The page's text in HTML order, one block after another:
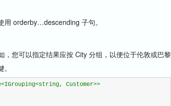
用 orderby…descending 子句。
您可以指定结果应按 City 分组，以便位于伦敦或巴黎
Customer>>